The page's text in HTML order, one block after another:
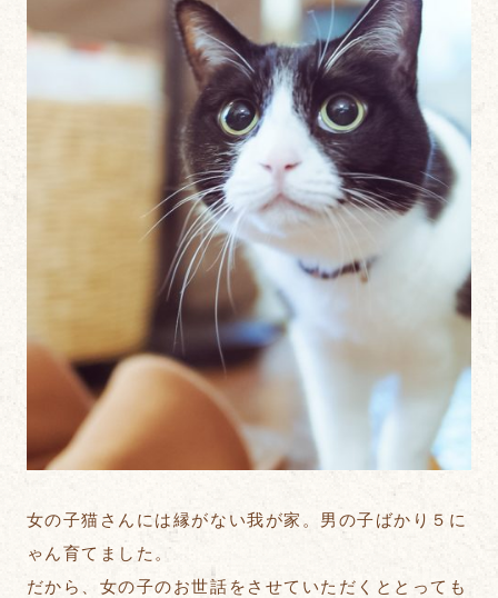
女の子猫さんには縁がない我が家。男の子ばかり５に
ゃん育てました。
だから、女の子のお世話をさせていただくととっても